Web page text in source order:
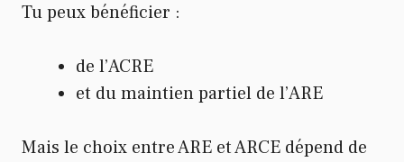
Tu peux bénéficier :
de l’ACRE
et du maintien partiel de l’ARE
Mais le choix entre ARE et ARCE dépend de